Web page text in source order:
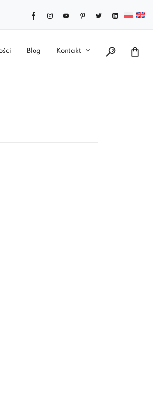
Blog Kontakt